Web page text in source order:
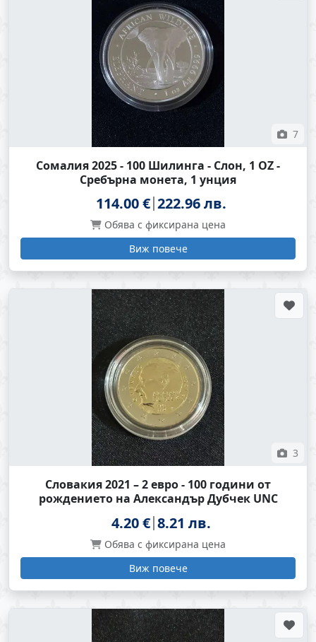
7
Сомалия 2025 - 100 Шилинга - Слон, 1 OZ -
Сребърна монета, 1 унция
114.00 € 222.96 лв.
Обява с фиксирана цена
Виж повече
3
Словакия 2021 – 2 евро - 100 години от
рождението на Александър Дубчек UNC
4.20 € 8.21 лв.
Обява с фиксирана цена
Виж повече